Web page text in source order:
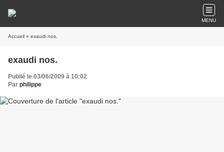
MENU
Accueil » exaudi nos.
exaudi nos.
Publié le 03/06/2009 à 10:02
Par philippe